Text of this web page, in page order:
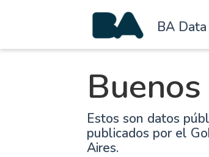
BA Data
Estos son datos
publicados por el
Aires.